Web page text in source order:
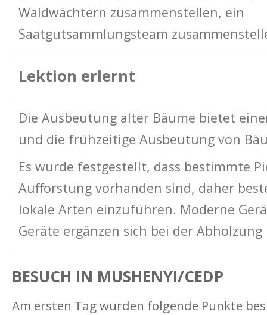
Waldwächtern zusammenstellen, ein
Saatgutsammlungsteam
Lektion erlernt
Die Ausbeutung alter Bäume bietet
und die frühzeitige Ausbeutung von
Es wurde festgestellt, dass bestimmte
Aufforstung vorhanden sind, daher
lokale Arten einzuführen. Moderne
Geräte ergänzen sich bei der Abholzung
BESUCH IN MUSHENYI/CEDP
Am ersten Tag wurden folgende Punkte